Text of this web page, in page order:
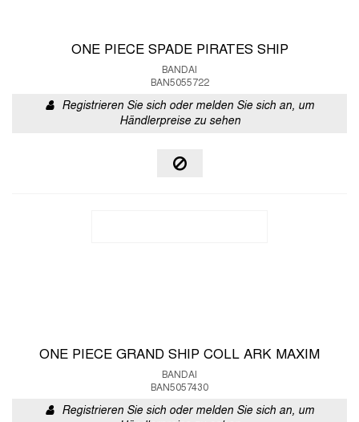
ONE PIECE SPADE PIRATES SHIP
BANDAI
BAN5055722
Registrieren Sie sich oder melden Sie sich an, um
Händlerpreise zu sehen
ONE PIECE GRAND SHIP COLL ARK MAXIM
BANDAI
BAN5057430
Registrieren Sie sich oder melden Sie sich an, um